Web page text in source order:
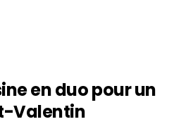
en duo pour un
Valentin